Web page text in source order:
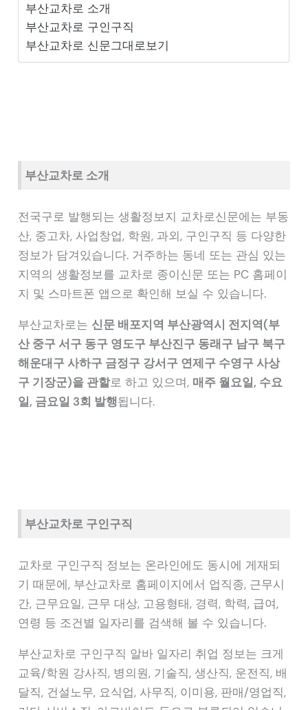
부산교차로 소개
부산교차로 구인구직
부산교차로 신문그대로보기
부산교차로 소개
전국구로 발행되는 생활정보지 교차로신문에는 부동
산, 중고차, 사업창업, 학원, 과외, 구인구직 등 다양한
정보가 담겨있습니다. 거주하는 동네 또는 관심 있는
지역의 생활정보를 교차로 종이신문 또는 PC 홈페이
지 및 스마트폰 앱으로 확인해 보실 수 있습니다.
부산교차로는 신문 배포지역 부산광역시 전지역(부
산 중구 서구 동구 영도구 부산진구 동래구 남구 북구
해운대구 사하구 금정구 강서구 연제구 수영구 사상
구 기장군)을 관할로 하고 있으며, 매주 월요일, 수요
일, 금요일 3회 발행됩니다.
부산교차로 구인구직
교차로 구인구직 정보는 온라인에도 동시에 게재되
기 때문에, 부산교차로 홈페이지에서 업직종, 근무시
간, 근무요일, 근무 대상, 고용형태, 경력, 학력, 급여,
연령 등 조건별 일자리를 검색해 볼 수 있습니다.
부산교차로 구인구직 알바 일자리 취업 정보는 크게
교육/학원 강사직, 병의원, 기술직, 생산직, 운전직, 배
달직, 건설노무, 요식업, 사무직, 이미용, 판매/영업직,